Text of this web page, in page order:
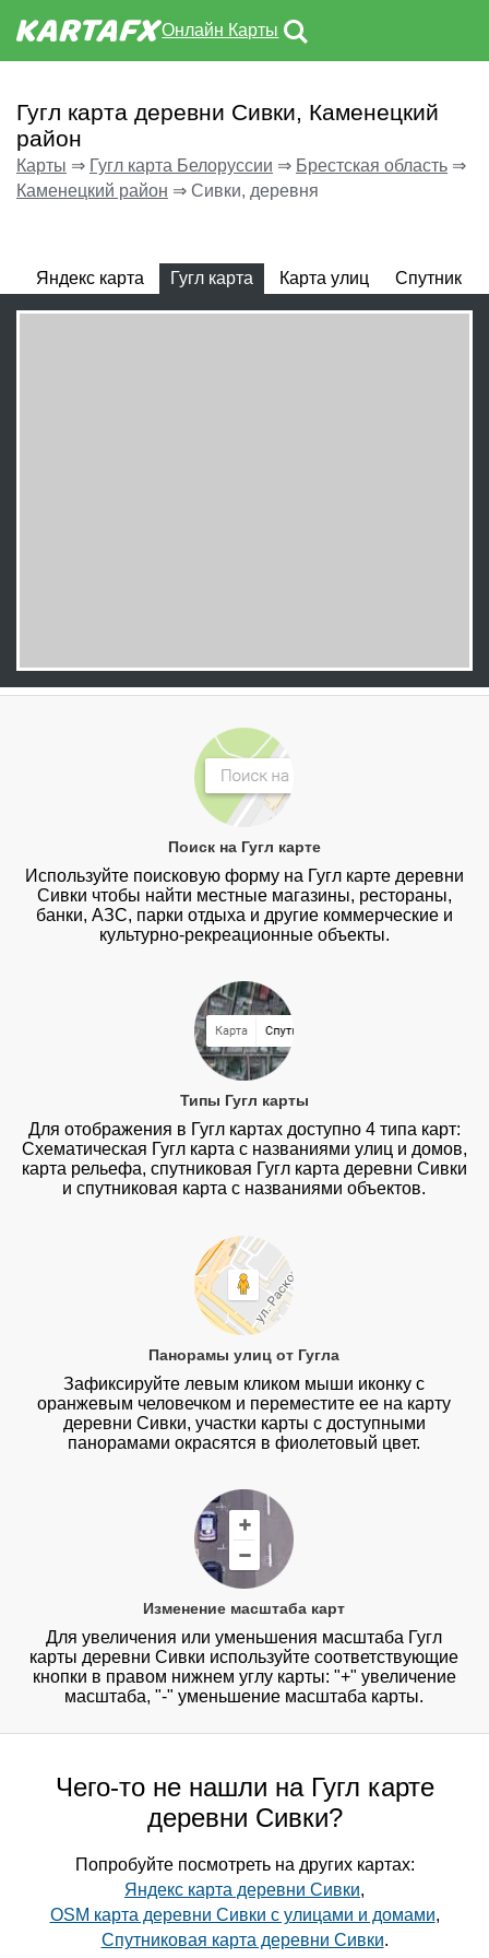
Онлайн Карты
Гугл карта деревни Сивки, Каменецкий
район
Карты ⇒ Гугл карта Белоруссии ⇒ Брестская область ⇒
Каменецкий район ⇒ Сивки, деревня
Яндекс карта Гугл карта Карта улиц Спутник
Поиск на Гугл карте
Используйте поисковую форму на Гугл карте деревни
Сивки чтобы найти местные магазины, рестораны,
банки, АЗС, парки отдыха и другие коммерческие и
культурно-рекреационные объекты.
Типы Гугл карты
Для отображения в Гугл картах доступно 4 типа карт:
Схематическая Гугл карта с названиями улиц и домов,
карта рельефа, спутниковая Гугл карта деревни Сивки
и спутниковая карта с названиями объектов.
Панорамы улиц от Гугла
Зафиксируйте левым кликом мыши иконку с
оранжевым человечком и переместите ее на карту
деревни Сивки, участки карты с доступными
панорамами окрасятся в фиолетовый цвет.
Изменение масштаба карт
Для увеличения или уменьшения масштаба Гугл
карты деревни Сивки используйте соответствующие
кнопки в правом нижнем углу карты: "+" увеличение
масштаба, "-" уменьшение масштаба карты.
Чего-то не нашли на Гугл карте
деревни Сивки?
Попробуйте посмотреть на других картах:
Яндекс карта деревни Сивки,
OSM карта деревни Сивки с улицами и домами,
Спутниковая карта деревни Сивки.